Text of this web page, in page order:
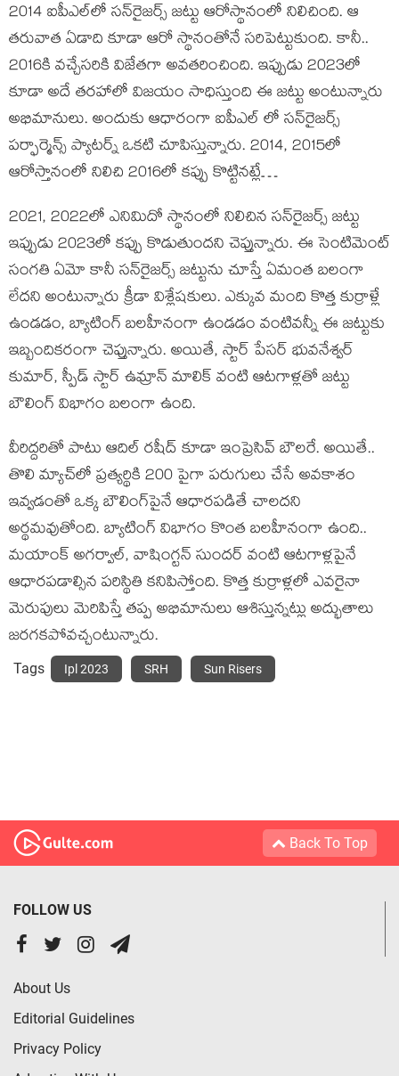
2014 ఐపీఎల్‌లో సన్‌రైజర్స్ జట్టు ఆరోస్థానంలో నిలిచింది. ఆ
తరువాత ఏడాది కూడా ఆరో స్థానంతోనే సరిపెట్టుకుంది. కానీ..
2016కి వచ్చేసరికి విజేతగా అవతరించింది. ఇప్పుడు 2023లో
కూడా అదే తరహాలో విజయం సాధిస్తుంది ఈ జట్టు అంటున్నారు
అభిమానులు. అందుకు ఆధారంగా ఐపీఎల్ లో సన్‌రైజర్స్
పర్ఫార్మెన్స్ ప్యాటర్న్ ఒకటి చూపిస్తున్నారు. 2014, 2015లో
ఆరోస్తానంలో నిలిచి 2016లో కప్పు కొట్టినట్లే…
2021, 2022లో ఎనిమిదో స్థానంలో నిలిచిన సన్‌రైజర్స్ జట్టు
ఇప్పుడు 2023లో కప్పు కొడుతుందని చెప్తున్నారు. ఈ సెంటిమెంట్
సంగతి ఏమో కానీ సన్‌రైజర్స్ జట్టును చూస్తే ఏమంత బలంగా
లేదని అంటున్నారు క్రీడా విశ్లేషకులు. ఎక్కువ మంది కొత్త కుర్రాళ్లే
ఉండడం, బ్యాటింగ్ బలహీనంగా ఉండడం వంటివన్నీ ఈ జట్టుకు
ఇబ్బందికరంగా చెప్తున్నారు. అయితే, స్టార్ పేసర్ భువనేశ్వర్
కుమార్, స్పీడ్ స్టార్ ఉమ్రాన్ మాలిక్ వంటి ఆటగాళ్లతో జట్టు
బౌలింగ్ విభాగం బలంగా ఉంది.
వీరిద్దరితో పాటు ఆదిల్ రషీద్ కూడా ఇంప్రెసివ్ బౌలరే. అయితే..
తొలి మ్యాచ్‌లో ప్రత్యర్థికి 200 పైగా పరుగులు చేసే అవకాశం
ఇవ్వడంతో ఒక్క బౌలింగ్‌పైనే ఆధారపడితే చాలదని
అర్థమవుతోంది. బ్యాటింగ్ విభాగం కొంత బలహీనంగా ఉంది..
మయాంక్ అగర్వాల్, వాషింగ్టన్ సుందర్ వంటి ఆటగాళ్లపైనే
ఆధారపడాల్సిన పరిస్థితి కనిపిస్తోంది. కొత్త కుర్రాళ్లలో ఎవరైనా
మెరుపులు మెరిపిస్తే తప్ప అభిమానులు ఆశిస్తున్నట్లు అద్భుతాలు
జరగకపోవచ్చంటున్నారు.
Tags Ipl 2023 SRH Sun Risers
Back To Top
FOLLOW US
About Us
Editorial Guidelines
Privacy Policy